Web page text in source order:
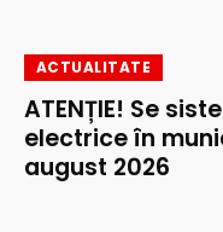
ACTUALITATE
ATENȚIE! Se
electrice în
august 2026